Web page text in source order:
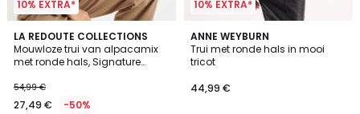
10% EXTRA*
LA REDOUTE COLLECTIONS
Mouwloze trui van alpacamix
met ronde hals, Signature
54,99 €
27,49 € -50%
4,5
/ 5
2
Kleuren
10% EXTRA*
ANNE WEYBURN
Trui met ronde hals in mooi
tricot
44,99 €